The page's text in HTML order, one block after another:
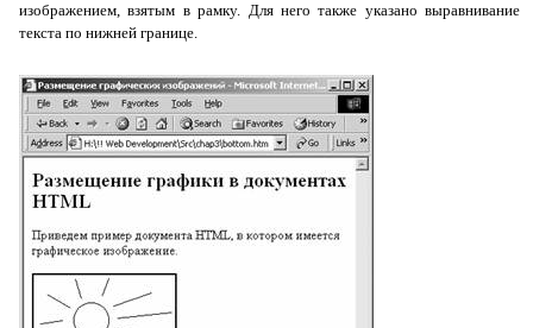
изображением, взятым в рамку. Для него также указано выравнивание
текста по нижней границе.